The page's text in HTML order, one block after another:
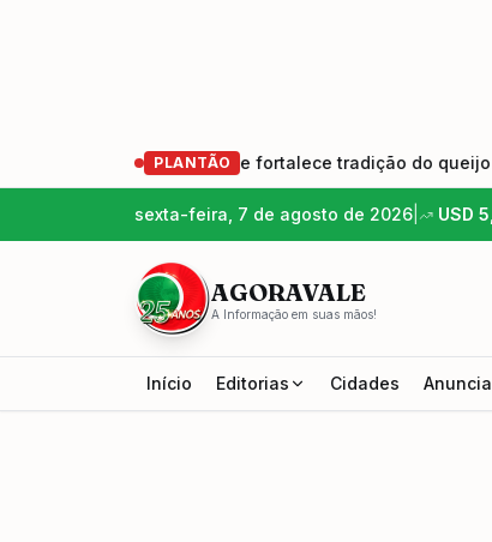
PLANTÃO
de produtores e fortalece tradição do queijo
sexta-feira, 7 de agosto de 2026 USD
AGORAVALE
A Informação em suas mãos!
Início Editorias Cidades